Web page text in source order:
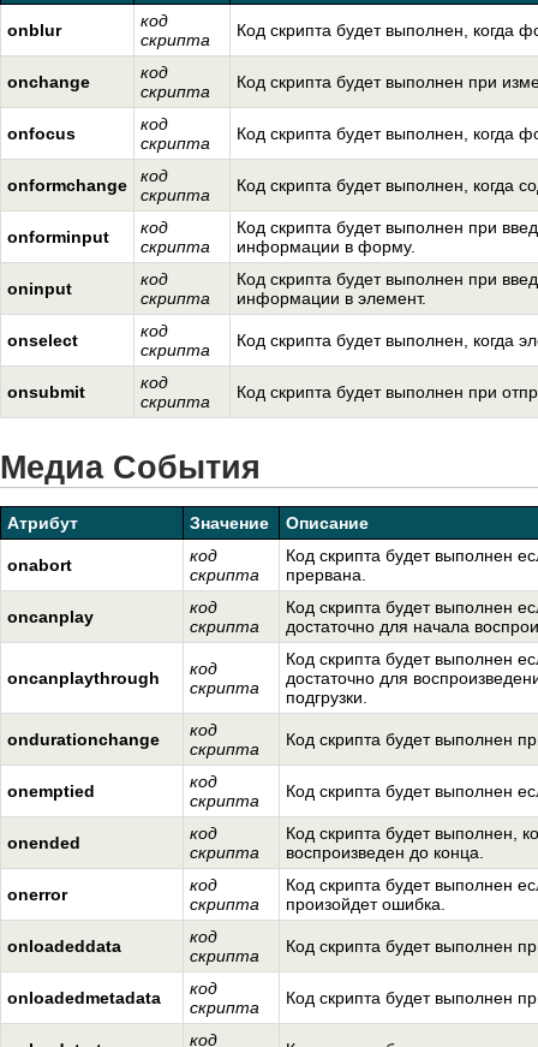
onblur
код
скрипта
Код скрипта будет выполнен, когда
onchange
код
скрипта
Код скрипта будет выполнен при
onfocus
код
скрипта
Код скрипта будет выполнен, когда
onformchange
код
скрипта
Код скрипта будет выполнен, когда
onforminput
код
скрипта
Код скрипта будет выполнен при
информации в форму.
oninput
код
скрипта
Код скрипта будет выполнен при
информации в элемент.
onselect
код
скрипта
Код скрипта будет выполнен, когда
onsubmit
код
скрипта
Код скрипта будет выполнен при
Медиа События
Атрибут Значение Описание
onabort
код
скрипта
Код скрипта будет выполнен
прервана.
oncanplay
код
скрипта
Код скрипта будет выполнен
достаточно для начала
oncanplaythrough
код
скрипта
Код скрипта будет выполнен
достаточно для
подгрузки.
ondurationchange
код
скрипта
Код скрипта будет выполнен
onemptied
код
скрипта
Код скрипта будет выполнен
onended
код
скрипта
Код скрипта будет выполнен,
воспроизведен до конца.
onerror
код
скрипта
Код скрипта будет выполнен
произойдет ошибка.
onloadeddata
код
скрипта
Код скрипта будет выполнен
onloadedmetadata
код
скрипта
Код скрипта будет выполнен
код